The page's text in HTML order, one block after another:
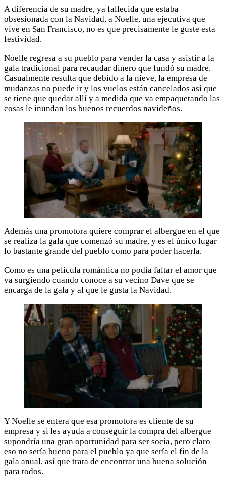
A diferencia de su madre, ya fallecida que estaba
obsesionada con la Navidad, a Noelle, una ejecutiva que
vive en San Francisco, no es que precisamente le guste esta
festividad.
Noelle regresa a su pueblo para vender la casa y asistir a la
gala tradicional para recaudar dinero que fundó su madre.
Casualmente resulta que debido a la nieve, la empresa de
mudanzas no puede ir y los vuelos están cancelados así que
se tiene que quedar allí y a medida que va empaquetando las
cosas le inundan los buenos recuerdos navideños.
Además una promotora quiere comprar el albergue en el que
se realiza la gala que comenzó su madre, y es el único lugar
lo bastante grande del pueblo como para poder hacerla.
Como es una película romántica no podía faltar el amor que
va surgiendo cuando conoce a su vecino Dave que se
encarga de la gala y al que le gusta la Navidad.
Y Noelle se entera que esa promotora es cliente de su
empresa y si les ayuda a conseguir la compra del albergue
supondría una gran oportunidad para ser socia, pero claro
eso no sería bueno para el pueblo ya que sería el fin de la
gala anual, así que trata de encontrar una buena solución
para todos.